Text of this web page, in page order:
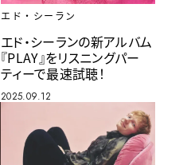
エド・シーラン
エド・シーランの新アルバム
『PLAY』をリスニングパー
ティーで最速試聴！
2025.09.12